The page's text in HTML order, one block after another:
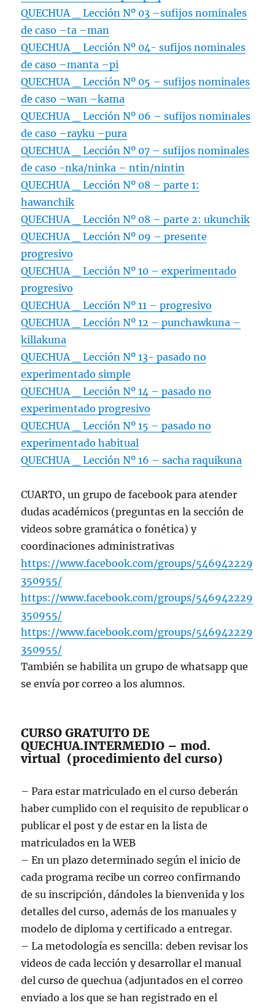
QUECHUA _ Lección Nº 03 –sufijos nominales
de caso –ta –man
QUECHUA _ Lección Nº 04- sufijos nominales
de caso –manta –pi
QUECHUA _ Lección Nº 05 – sufijos nominales
de caso –wan –kama
QUECHUA _ Lección Nº 06 – sufijos nominales
de caso –rayku –pura
QUECHUA _ Lección Nº 07 – sufijos nominales
de caso -nka/ninka – ntin/nintin
QUECHUA _ Lección Nº 08 – parte 1:
hawanchik
QUECHUA _ Lección Nº 08 – parte 2: ukunchik
QUECHUA _ Lección Nº 09 – presente
progresivo
QUECHUA _ Lección Nº 10 – experimentado
progresivo
QUECHUA _ Lección Nº 11 – progresivo
QUECHUA _ Lección Nº 12 – punchawkuna –
killakuna
QUECHUA _ Lección Nº 13- pasado no
experimentado simple
QUECHUA _ Lección Nº 14 – pasado no
experimentado progresivo
QUECHUA _ Lección Nº 15 – pasado no
experimentado habitual
QUECHUA _ Lección Nº 16 – sacha raquikuna
CUARTO, un grupo de facebook para atender
dudas académicos (preguntas en la sección de
videos sobre gramática o fonética) y
coordinaciones administrativas
https://www.facebook.com/groups/546942229
350955/
https://www.facebook.com/groups/546942229
350955/
https://www.facebook.com/groups/546942229
350955/
También se habilita un grupo de whatsapp que
se envía por correo a los alumnos.
CURSO GRATUITO DE
QUECHUA.INTERMEDIO – mod.
virtual (procedimiento del curso)
– Para estar matriculado en el curso deberán
haber cumplido con el requisito de republicar o
publicar el post y de estar en la lista de
matriculados en la WEB
– En un plazo determinado según el inicio de
cada programa recibe un correo confirmando
de su inscripción, dándoles la bienvenida y los
detalles del curso, además de los manuales y
modelo de diploma y certificado a entregar.
– La metodología es sencilla: deben revisar los
videos de cada lección y desarrollar el manual
del curso de quechua (adjuntados en el correo
enviado a los que se han registrado en el